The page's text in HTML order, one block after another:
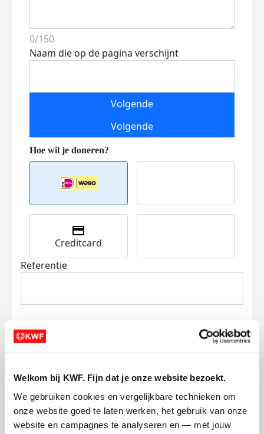
Welkom bij KWF. Fijn dat je onze website bezoekt.
We gebruiken cookies en vergelijkbare technieken om
onze website goed te laten werken, het gebruik van onze
website en campagnes te analyseren en — met jouw
0/150
Naam die op de pagina verschijnt
Volgende
Volgende
Creditcard
Referentie
Ik wil bijdragen aan de transactiekosten
Doneer nu